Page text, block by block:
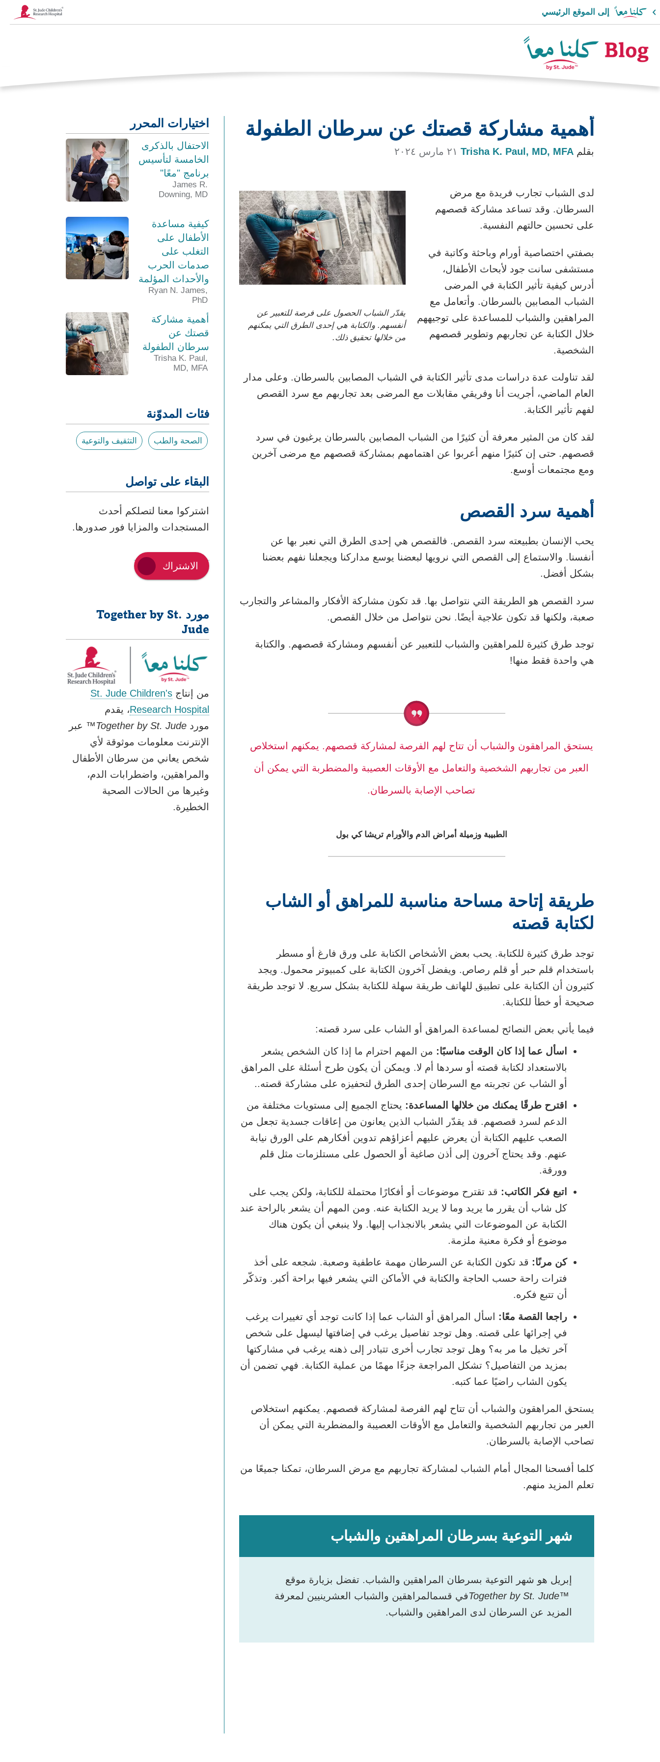
إلى الموقع الرئيسي
يفتح
نافذة شعار
أهمية مشاركة قصتك عن سرطان الطفولة
بقلمTrisha K. Paul, MD, MFA ٢١ مارس ٢٠٢٤
يقدّر الشباب الحصول على فرصة للتعبير عن
أنفسهم. والكتابة هي إحدى الطرق التي يمكنهم
من خلالها تحقيق ذلك.
لدى الشباب تجارب فريدة مع مرض
السرطان. وقد تساعد مشاركة قصصهم
على تحسين حالتهم النفسية.
بصفتي اختصاصية أورام وباحثة وكاتبة في
مستشفى سانت جود لأبحاث الأطفال،
أدرس كيفية تأثير الكتابة في المرضى
الشباب المصابين بالسرطان. وأتعامل مع
المراهقين والشباب للمساعدة على توجيههم
خلال الكتابة عن تجاربهم وتطوير قصصهم
الشخصية.
لقد تناولت عدة دراسات مدى تأثير الكتابة في الشباب المصابين بالسرطان. وعلى مدار
العام الماضي، أجريت أنا وفريقي مقابلات مع المرضى بعد تجاربهم مع سرد القصص
لفهم تأثير الكتابة.
لقد كان من المثير معرفة أن كثيرًا من الشباب المصابين بالسرطان يرغبون في سرد
قصصهم. حتى إن كثيرًا منهم أعربوا عن اهتمامهم بمشاركة قصصهم مع مرضى آخرين
ومع مجتمعات أوسع.
أهمية سرد القصص
يحب الإنسان بطبيعته سرد القصص. فالقصص هي إحدى الطرق التي نعبر بها عن
أنفسنا. والاستماع إلى القصص التي نرويها لبعضنا يوسع مداركنا ويجعلنا نفهم بعضنا
بشكل أفضل.
سرد القصص هو الطريقة التي نتواصل بها. قد تكون مشاركة الأفكار والمشاعر والتجارب
صعبة، ولكنها قد تكون علاجية أيضًا. نحن نتواصل من خلال القصص.
توجد طرق كثيرة للمراهقين والشباب للتعبير عن أنفسهم ومشاركة قصصهم. والكتابة
هي واحدة فقط منها!
يستحق المراهقون والشباب أن تتاح لهم الفرصة لمشاركة قصصهم. يمكنهم استخلاص
العبر من تجاربهم الشخصية والتعامل مع الأوقات العصيبة والمضطربة التي يمكن أن
تصاحب الإصابة بالسرطان.
الطبيبة وزميلة أمراض الدم والأورام تريشا كي بول
طريقة إتاحة مساحة مناسبة للمراهق أو الشاب
لكتابة قصته
توجد طرق كثيرة للكتابة. يحب بعض الأشخاص الكتابة على ورق فارغ أو مسطر
باستخدام قلم حبر أو قلم رصاص. ويفضل آخرون الكتابة على كمبيوتر محمول. ويجد
كثيرون أن الكتابة على تطبيق للهاتف طريقة سهلة للكتابة بشكل سريع. لا توجد طريقة
صحيحة أو خطأ للكتابة.
فيما يأتي بعض النصائح لمساعدة المراهق أو الشاب على سرد قصته:
اسأل عما إذا كان الوقت مناسبًا: من المهم احترام ما إذا كان الشخص يشعر
بالاستعداد لكتابة قصته أو سردها أم لا. ويمكن أن يكون طرح أسئلة على المراهق
أو الشاب عن تجربته مع السرطان إحدى الطرق لتحفيزه على مشاركة قصته..
اقترح طرقًا يمكنك من خلالها المساعدة: يحتاج الجميع إلى مستويات مختلفة من
الدعم لسرد قصصهم. قد يقدّر الشباب الذين يعانون من إعاقات جسدية تجعل من
الصعب عليهم الكتابة أن يعرض عليهم أعزاؤهم تدوين أفكارهم على الورق نيابة
عنهم. وقد يحتاج آخرون إلى أذن صاغية أو الحصول على مستلزمات مثل قلم
وورقة.
اتبع فكر الكاتب: قد تقترح موضوعات أو أفكارًا محتملة للكتابة، ولكن يجب على
كل شاب أن يقرر ما يريد وما لا يريد الكتابة عنه. ومن المهم أن يشعر بالراحة عند
الكتابة عن الموضوعات التي يشعر بالانجذاب إليها. ولا ينبغي أن يكون هناك
موضوع أو فكرة معنية ملزمة.
كن مرنًا: قد تكون الكتابة عن السرطان مهمة عاطفية وصعبة. شجعه على أخذ
فترات راحة حسب الحاجة والكتابة في الأماكن التي يشعر فيها براحة أكبر. وتذكّر
أن تتبع فكره.
راجعا القصة معًا: اسأل المراهق أو الشاب عما إذا كانت توجد أي تغييرات يرغب
في إجرائها على قصته. وهل توجد تفاصيل يرغب في إضافتها ليسهل على شخص
آخر تخيل ما مر به؟ وهل توجد تجارب أخرى تتبادر إلى ذهنه يرغب في مشاركتها
بمزيد من التفاصيل؟ تشكل المراجعة جزءًا مهمًا من عملية الكتابة. فهي تضمن أن
يكون الشاب راضيًا عما كتبه.
يستحق المراهقون والشباب أن تتاح لهم الفرصة لمشاركة قصصهم. يمكنهم استخلاص
العبر من تجاربهم الشخصية والتعامل مع الأوقات العصيبة والمضطربة التي يمكن أن
تصاحب الإصابة بالسرطان.
كلما أفسحنا المجال أمام الشباب لمشاركة تجاربهم مع مرض السرطان، تمكنا جميعًا من
تعلم المزيد منهم.
شهر التوعية بسرطان المراهقين والشباب
إبريل هو شهر التوعية بسرطان المراهقين والشباب. تفضل بزيارة موقع
Together by St. Jude™ ‎في قسمالمراهقين والشباب العشرينيين لمعرفة
المزيد عن السرطان لدى المراهقين والشباب.
اختيارات المحرر
الاحتفال بالذكرى
الخامسة لتأسيس
برنامج "معًا"
James R.
Downing, MD
كيفية مساعدة
الأطفال على
التغلب على
صدمات الحرب
والأحداث المؤلمة
Ryan N. James,
PhD
أهمية مشاركة
قصتك عن
سرطان الطفولة
Trisha K. Paul,
MD, MFA
فئات المدوّنة
الصحة والطب التثقيف والتوعية
البقاء على تواصل
اشتركوا معنا لتصلكم أحدث
المستجدات والمزايا فور صدورها.
الاشتراك
مورد Together by St.
Jude
من إنتاجSt. Jude Children's
Research Hospital، يقدم
موردTogether by St. Jude™ عبر
الإنترنت معلومات موثوقة لأي
شخص يعاني من سرطان الأطفال
والمراهقين، واضطرابات الدم،
وغيرها من الحالات الصحية
الخطيرة.